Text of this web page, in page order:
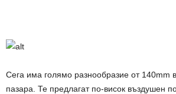
Сега има голямо разнообразие от 140mm
пазара. Те предлагат по-висок въздушен